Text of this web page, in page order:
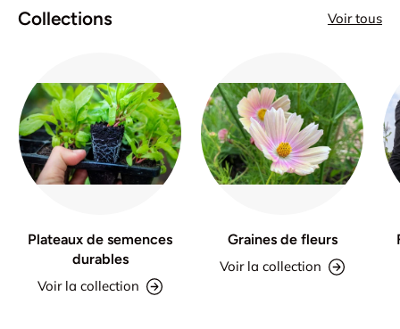
Collections Voir tous
Plateaux de semences
durables
Voir la collection
Graines de fleurs
Voir la collection